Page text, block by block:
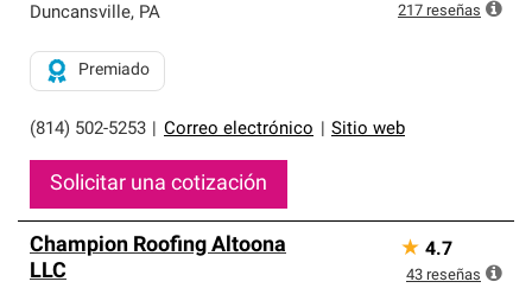
exclusiva y cumplen con estándares estrictos de
Solo ellos pueden ofrecer nuestra mejor garantía de
sistemas de techos.
Duncansville, PA
(814) 502-5253 Correo electrónico Sitio web
Premiado
Solicitar una cotización
217 reseñas
Champion Roofing Altoona
LLC
★ 4.7
43 reseñas